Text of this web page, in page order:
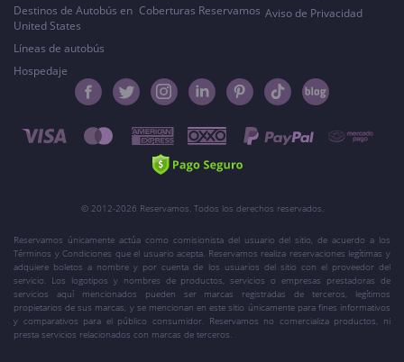
Destinos de Autobús en
United States
Líneas de autobús
Hospedaje
Coberturas Reservamos Aviso de Privacidad
© 2012-2026 Reservamos. Todos los derechos reservados.
Reservamos únicamente actúa como comisionista del usuario del sitio, de acuerdo a los
Términos y Condiciones que el usuario acepta. Reservamos realiza reservaciones legítimas y
adquiere boletos a nombre y por cuenta de los usuarios del sitio con el proveedor del
servicio. Los logotipos y nombres de productos, servicios o empresas prestadoras de
servicios aquí mencionados pueden ser marcas registradas de terceros, legítimos
propietarios de sus marcas, y se mencionan en este sitio únicamente para fines informativos
y comparativos para el público consumidor. Reservamos no comercializa productos, ni
presta servicios relacionados con marcas de terceros.